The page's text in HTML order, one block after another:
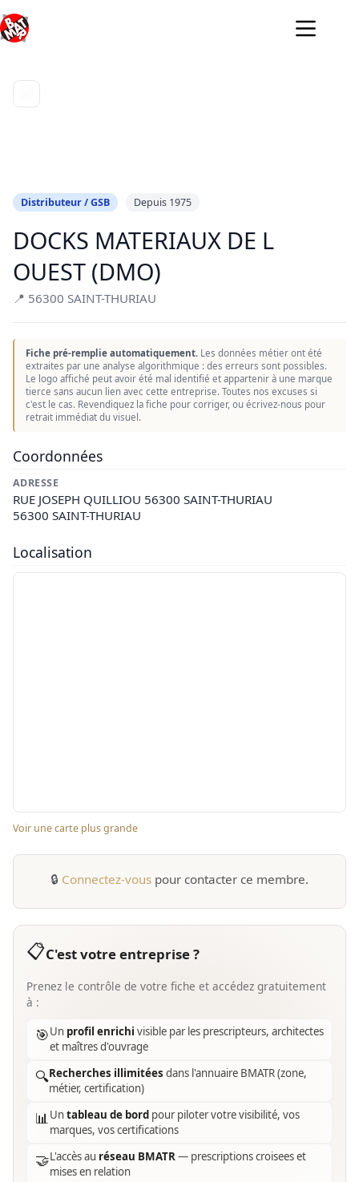
au
contenu
Distributeur / GSB Depuis 1975
DOCKS MATERIAUX DE L
OUEST (DMO)
📍 56300 SAINT-THURIAU
Fiche pré-remplie automatiquement. Les données métier ont été
extraites par une analyse algorithmique : des erreurs sont possibles.
Le logo affiché peut avoir été mal identifié et appartenir à une marque
tierce sans aucun lien avec cette entreprise. Toutes nos excuses si
c'est le cas. Revendiquez la fiche pour corriger, ou écrivez-nous pour
retrait immédiat du visuel.
Coordonnées
ADRESSE
RUE JOSEPH QUILLIOU 56300 SAINT-THURIAU
56300 SAINT-THURIAU
Localisation
Voir une carte plus grande
🔒 Connectez-vous pour contacter ce membre.
📋C'est votre entreprise ?
Prenez le contrôle de votre fiche et accédez gratuitement
à :
🎯Un profil enrichi visible par les prescripteurs, architectes
et maîtres d'ouvrage
🔍Recherches illimitées dans l'annuaire BMATR (zone,
métier, certification)
📊Untableau de bord pour piloter votre visibilité, vos
marques, vos certifications
🤝L'accès au réseau BMATR— prescriptions croisees et
mises en relation